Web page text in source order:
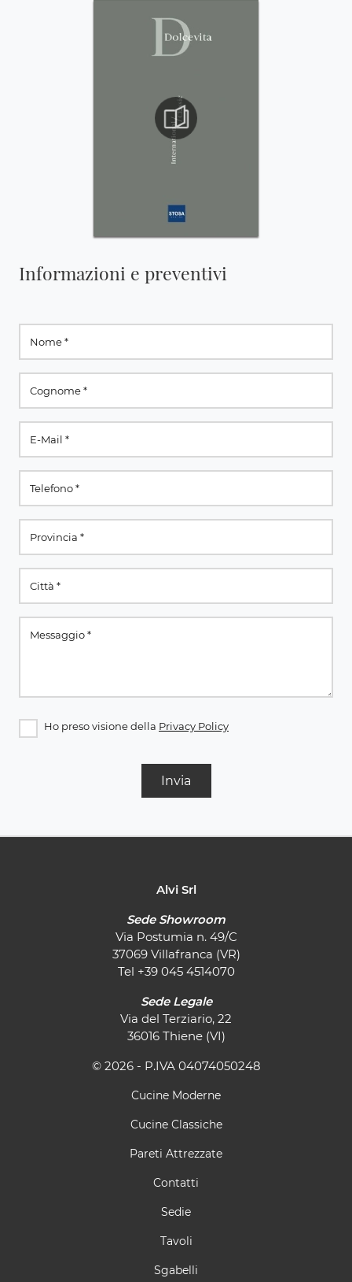
Informazioni e preventivi
Ho preso visione della Privacy Policy
Invia
Alvi Srl
Sede Showroom
Via Postumia n. 49/C
37069 Villafranca (VR)
Tel +39 045 4514070
Sede Legale
Via del Terziario, 22
36016 Thiene (VI)
© 2026 - P.IVA 04074050248
Cucine Moderne
Cucine Classiche
Pareti Attrezzate
Contatti
Sedie
Tavoli
Sgabelli